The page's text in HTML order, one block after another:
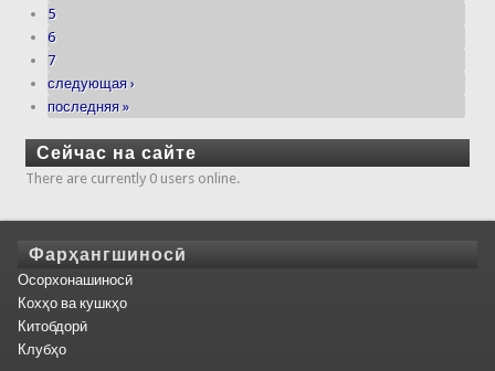
5
6
7
следующая ›
последняя »
Сейчас на сайте
There are currently 0 users online.
Фарҳангшиносӣ
Осорхонашиносӣ
Кохҳо ва кушкҳо
Китобдорӣ
Клубҳо